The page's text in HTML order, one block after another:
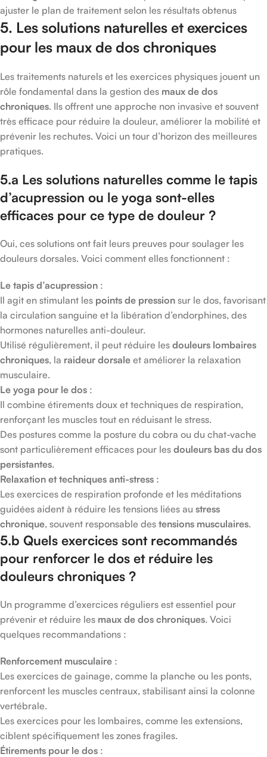
ajuster le plan de traitement selon les résultats obtenus
5. Les solutions naturelles et exercices
pour les maux de dos chroniques
Les traitements naturels et les exercices physiques jouent un
rôle fondamental dans la gestion des maux de dos
chroniques. Ils offrent une approche non invasive et souvent
très efficace pour réduire la douleur, améliorer la mobilité et
prévenir les rechutes. Voici un tour d’horizon des meilleures
pratiques.
5.a Les solutions naturelles comme le tapis
d’acupression ou le yoga sont-elles
efficaces pour ce type de douleur ?
Oui, ces solutions ont fait leurs preuves pour soulager les
douleurs dorsales. Voici comment elles fonctionnent :
Le tapis d’acupression :
Il agit en stimulant les points de pression sur le dos, favorisant
la circulation sanguine et la libération d’endorphines, des
hormones naturelles anti-douleur.
Utilisé régulièrement, il peut réduire les douleurs lombaires
chroniques, la raideur dorsale et améliorer la relaxation
musculaire.
Le yoga pour le dos :
Il combine étirements doux et techniques de respiration,
renforçant les muscles tout en réduisant le stress.
Des postures comme la posture du cobra ou du chat-vache
sont particulièrement efficaces pour les douleurs bas du dos
persistantes.
Relaxation et techniques anti-stress :
Les exercices de respiration profonde et les méditations
guidées aident à réduire les tensions liées au stress
chronique, souvent responsable des tensions musculaires.
5.b Quels exercices sont recommandés
pour renforcer le dos et réduire les
douleurs chroniques ?
Un programme d’exercices réguliers est essentiel pour
prévenir et réduire les maux de dos chroniques. Voici
quelques recommandations :
Renforcement musculaire :
Les exercices de gainage, comme la planche ou les ponts,
renforcent les muscles centraux, stabilisant ainsi la colonne
vertébrale.
Les exercices pour les lombaires, comme les extensions,
ciblent spécifiquement les zones fragiles.
Étirements pour le dos :